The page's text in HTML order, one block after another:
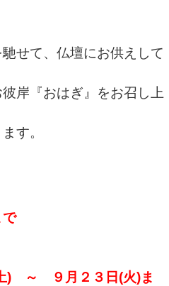
せて、仏壇にお供えして
岸『おはぎ』をお召し上
す。
で
) ～ ９月２３日(火)ま